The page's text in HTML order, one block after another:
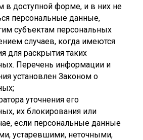
в доступной форме, и в них не
персональные данные,
субъектам персональных
случаев, когда имеются
для раскрытия таких
Перечень информации и
установлен Законом о
уточнения его
их блокирования или
если персональные данные
устаревшими, неточными,